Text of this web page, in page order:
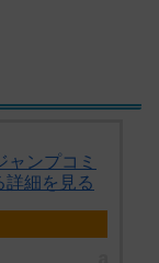
ャンプコミ
詳細を見る